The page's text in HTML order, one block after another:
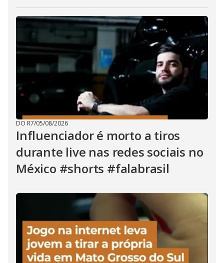
DO R7/05/08/2026
Influenciador é morto a tiros
durante live nas redes sociais no
México #shorts #falabrasil